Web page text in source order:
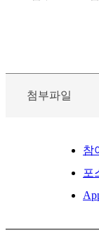
첨부파일
참
포